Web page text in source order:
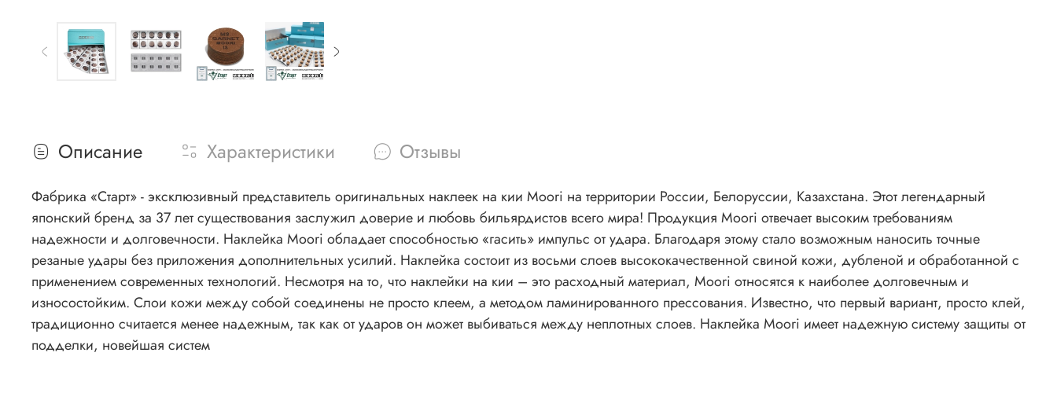
Описание Характеристики Отзывы
Фабрика «Старт» - эксклюзивный представитель оригинальных наклеек на кии Moori на территории России, Белоруссии, Казахстана. Этот легендарный
японский бренд за 37 лет существования заслужил доверие и любовь бильярдистов всего мира! Продукция Moori отвечает высоким требованиям
надежности и долговечности. Наклейка Moori обладает способностью «гасить» импульс от удара. Благодаря этому стало возможным наносить точные
резаные удары без приложения дополнительных усилий. Наклейка состоит из восьми слоев высококачественной свиной кожи, дубленой и обработанной с
применением современных технологий. Несмотря на то, что наклейки на кии – это расходный материал, Moori относятся к наиболее долговечным и
износостойким. Слои кожи между собой соединены не просто клеем, а методом ламинированного прессования. Известно, что первый вариант, просто клей,
традиционно считается менее надежным, так как от ударов он может выбиваться между неплотных слоев. Наклейка Moori имеет надежную систему защиты от
подделки, новейшая систем